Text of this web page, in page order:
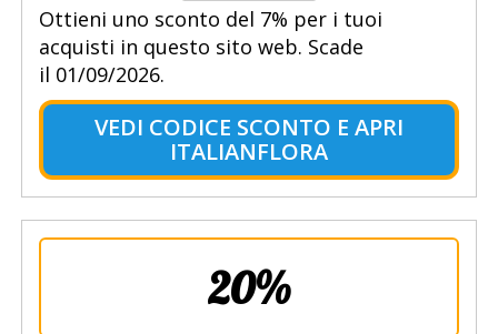
Ottieni uno sconto del 7% per i tuoi
acquisti in questo sito web. Scade
il 01/09/2026.
VEDI CODICE SCONTO E APRI
ITALIANFLORA
20%